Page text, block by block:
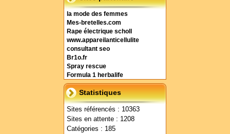
la mode des femmes
Mes-bretelles.com
Rape électrique scholl
www.appareilanticellulite
consultant seo
Br1o.fr
Spray rescue
Formula 1 herbalife
Statistiques
Sites référencés : 10363
Sites en attente : 1208
Catégories : 185